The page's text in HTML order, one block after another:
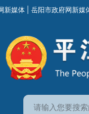
新媒体 岳阳市政府网新媒